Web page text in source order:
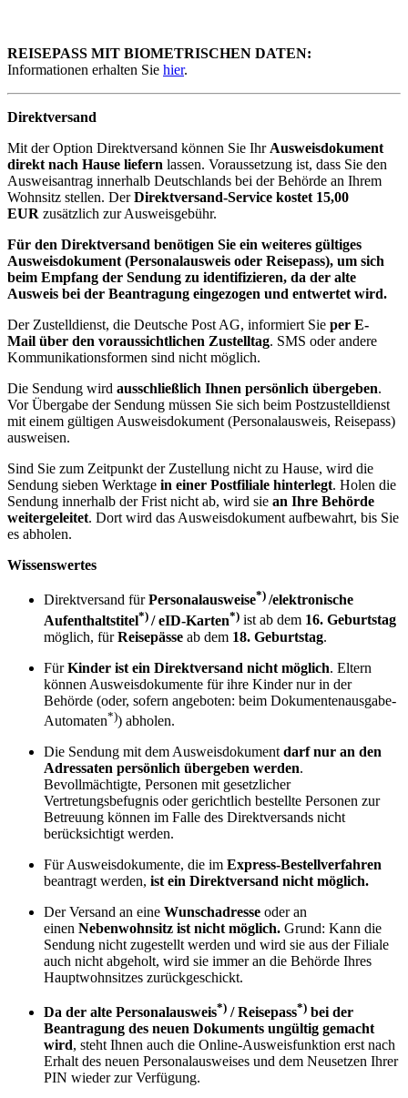
REISEPASS MIT BIOMETRISCHEN DATEN:
Informationen erhalten Sie hier.
Direktversand
Mit der Option Direktversand können Sie Ihr Ausweisdokument
direkt nach Hause liefern lassen. Voraussetzung ist, dass Sie den
Ausweisantrag innerhalb Deutschlands bei der Behörde an Ihrem
Wohnsitz stellen. DerDirektversand-Service kostet 15,00
EUR zusätzlich zur Ausweisgebühr.
Für den Direktversand benötigen Sie ein weiteres gültiges
Ausweisdokument (Personalausweis oder Reisepass), um sich
beim Empfang der Sendung zu identifizieren, da der alte
Ausweis bei der Beantragung eingezogen und entwertet wird.
Der Zustelldienst, die Deutsche Post AG, informiert Sie per E-
Mail über den voraussichtlichen Zustelltag. SMS oder andere
Kommunikationsformen sind nicht möglich.
Die Sendung wird ausschließlich Ihnen persönlich übergeben.
Vor Übergabe der Sendung müssen Sie sich beim Postzustelldienst
mit einem gültigen Ausweisdokument (Personalausweis, Reisepass)
ausweisen.
Sind Sie zum Zeitpunkt der Zustellung nicht zu Hause, wird die
Sendung sieben Werktage in einer Postfiliale hinterlegt. Holen die
Sendung innerhalb der Frist nicht ab, wird sie an Ihre Behörde
weitergeleitet. Dort wird das Ausweisdokument aufbewahrt, bis Sie
es abholen.
Wissenswertes
Direktversand fürPersonalausweise*) /elektronische
Aufenthaltstitel*) / eID-Karten*) ist ab dem 16. Geburtstag
möglich, fürReisepässe ab dem 18. Geburtstag.
FürKinder ist ein Direktversand nicht möglich. Eltern
können Ausweisdokumente für ihre Kinder nur in der
Behörde (oder, sofern angeboten: beim Dokumentenausgabe-
Automaten*)) abholen.
Die Sendung mit dem Ausweisdokument darf nur an den
Adressaten persönlich übergeben werden.
Bevollmächtigte, Personen mit gesetzlicher
Vertretungsbefugnis oder gerichtlich bestellte Personen zur
Betreuung können im Falle des Direktversands nicht
berücksichtigt werden.
Für Ausweisdokumente, die im Express-Bestellverfahren
beantragt werden, ist ein Direktversand nicht möglich.
Der Versand an eine Wunschadresse oder an
einen Nebenwohnsitz ist nicht möglich. Grund: Kann die
Sendung nicht zugestellt werden und wird sie aus der Filiale
auch nicht abgeholt, wird sie immer an die Behörde Ihres
Hauptwohnsitzes zurückgeschickt.
Da der alte Personalausweis*) / Reisepass*) bei der
Beantragung des neuen Dokuments ungültig gemacht
wird, steht Ihnen auch die Online-Ausweisfunktion erst nach
Erhalt des neuen Personalausweises und dem Neusetzen Ihrer
PIN wieder zur Verfügung.